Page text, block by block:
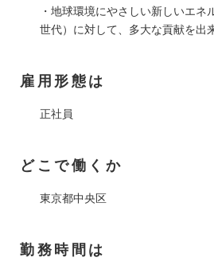
・地球環境にやさしい新しいエ
世代）に対して、多大な貢献を出
雇用形態は
正社員
どこで働くか
東京都中央区
勤務時間は